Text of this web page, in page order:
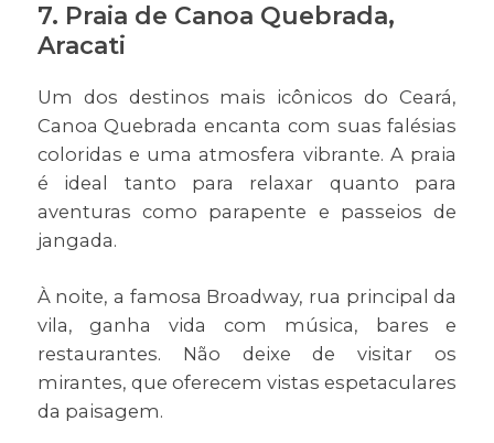
7. Praia de Canoa Quebrada,
Aracati
Um dos destinos mais icônicos do Ceará,
Canoa Quebrada encanta com suas falésias
coloridas e uma atmosfera vibrante. A praia
é ideal tanto para relaxar quanto para
aventuras como parapente e passeios de
jangada.
À noite, a famosa Broadway, rua principal da
vila, ganha vida com música, bares e
restaurantes. Não deixe de visitar os
mirantes, que oferecem vistas espetaculares
da paisagem.